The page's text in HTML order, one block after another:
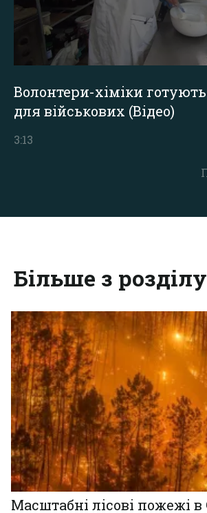
Волонтери-хіміки готують
для військових (Відео)
3:13
Більше з
Масштабні лісові пожежі